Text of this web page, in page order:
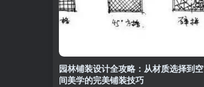
园林铺装设计全攻略：从材质选择到空
间美学的完美铺装技巧